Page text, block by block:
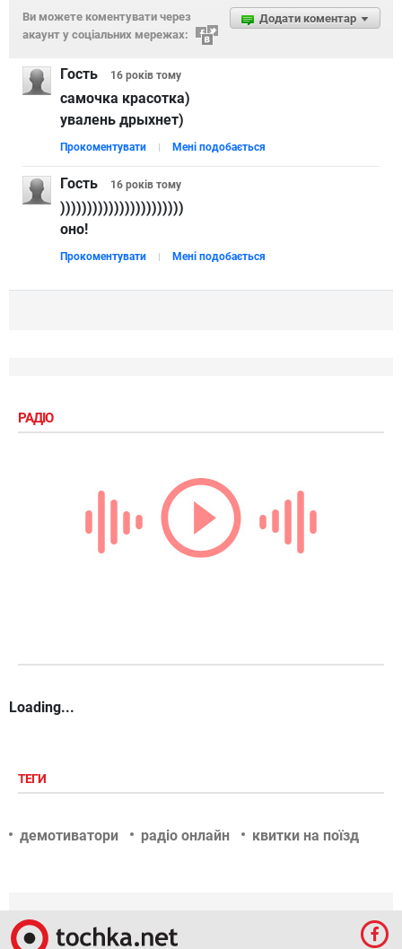
Додати коментар
Ви можете коментувати через
акаунт у соціальних мережах:
Гость 16 років тому
самочка красотка)
увалень дрыхнет)
Прокоментувати Мені подобається
Гость 16 років тому
)))))))))))))))))))))))
оно!
Прокоментувати Мені подобається
РАДІО
Loading...
ТЕГИ
демотиватори радіо онлайн квитки на поїзд